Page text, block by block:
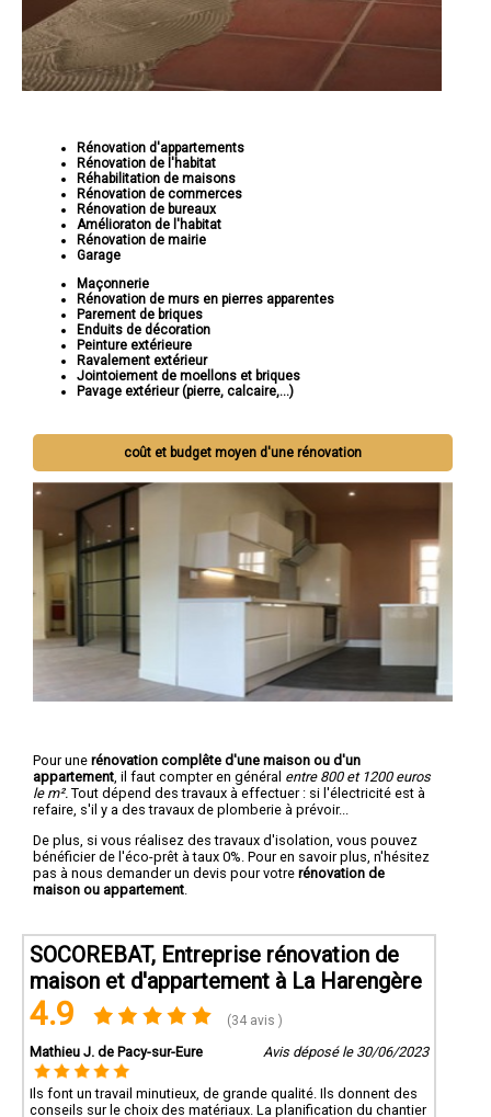
Rénovation d'appartements
Rénovation de l'habitat
Réhabilitation de maisons
Rénovation de commerces
Rénovation de bureaux
Amélioraton de l'habitat
Rénovation de mairie
Garage
Maçonnerie
Rénovation de murs en pierres apparentes
Parement de briques
Enduits de décoration
Peinture extérieure
Ravalement extérieur
Jointoiement de moellons et briques
Pavage extérieur (pierre, calcaire,...)
coût et budget moyen d'une rénovation
Pour une rénovation complête d'une maison ou d'un
appartement , il faut compter en général entre 800 et 1200 euros
le m². Tout dépend des travaux à effectuer : si l'électricité est à
refaire, s'il y a des travaux de plomberie à prévoir...
De plus, si vous réalisez des travaux d'isolation, vous pouvez
bénéficier de l'éco-prêt à taux 0%. Pour en savoir plus, n'hésitez
pas à nous demander un devis pour votre rénovation de
maison ou appartement
SOCOREBAT, Entreprise rénovation de
maison et d'appartement à La Harengère
4.9 (34 avis )
Mathieu J. de Pacy-sur-Eure Avis déposé le 30/06/2023
Ils font un travail minutieux, de grande qualité. Ils donnent des
conseils sur le choix des matériaux. La planification du chantier